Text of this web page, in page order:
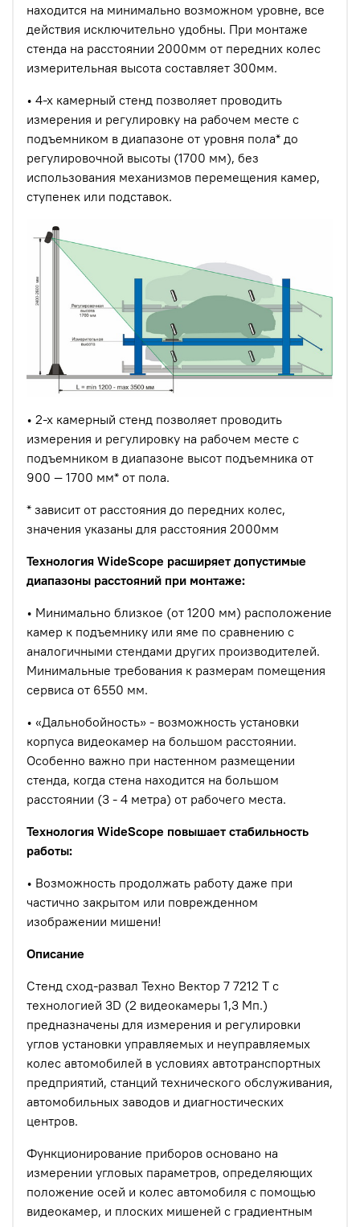
находится на минимально возможном уровне, все
действия исключительно удобны. При монтаже
стенда на расстоянии 2000мм от передних колес
измерительная высота составляет 300мм.
• 4-х камерный стенд позволяет проводить
измерения и регулировку на рабочем месте с
подъемником в диапазоне от уровня пола* до
регулировочной высоты (1700 мм), без
использования механизмов перемещения камер,
ступенек или подставок.
• 2-х камерный стенд позволяет проводить
измерения и регулировку на рабочем месте с
подъемником в диапазоне высот подъемника от
900 — 1700 мм* от пола.
* зависит от расстояния до передних колес,
значения указаны для расстояния 2000мм
Технология WideScope расширяет допустимые
диапазоны расстояний при монтаже:
• Минимально близкое (от 1200 мм) расположение
камер к подъемнику или яме по сравнению с
аналогичными стендами других производителей.
Минимальные требования к размерам помещения
сервиса от 6550 мм.
• «Дальнобойность» - возможность установки
корпуса видеокамер на большом расстоянии.
Особенно важно при настенном размещении
стенда, когда стена находится на большом
расстоянии (3 - 4 метра) от рабочего места.
Технология WideScope повышает стабильность
работы:
• Возможность продолжать работу даже при
частично закрытом или поврежденном
изображении мишени!
Описание
Стенд сход-развал Техно Вектор 7 7212 T с
технологией 3D (2 видеокамеры 1,3 Мп.)
предназначены для измерения и регулировки
углов установки управляемых и неуправляемых
колес автомобилей в условиях автотранспортных
предприятий, станций технического обслуживания,
автомобильных заводов и диагностических
центров.
Функционирование приборов основано на
измерении угловых параметров, определяющих
положение осей и колес автомобиля с помощью
видеокамер, и плоских мишеней с градиентным